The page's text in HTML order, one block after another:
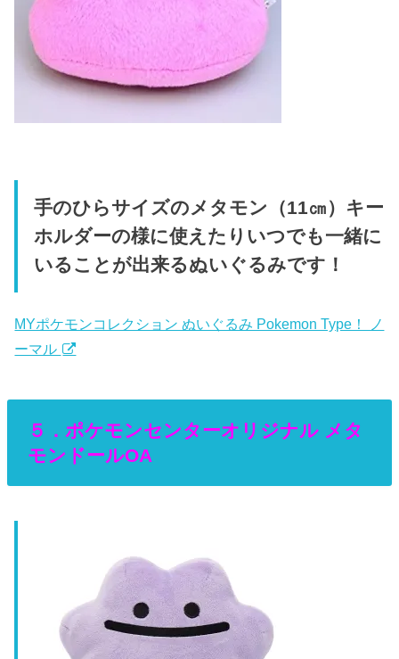
手のひらサイズのメタモン（11㎝）キー
ホルダーの様に使えたりいつでも一緒に
いることが出来るぬいぐるみです！
MYポケモンコレクション ぬいぐるみ Pokemon Type！ ノ
ーマル
５．ポケモンセンターオリジナル メタ
モンドールOA